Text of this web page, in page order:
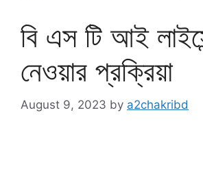
বি এস টি আই
নেওয়ার প্রক্রিয়া
August 9, 2023 by a2chakribd